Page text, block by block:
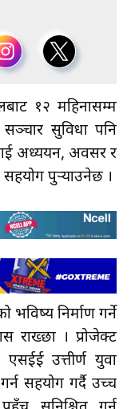
१२ महिनासम्म
सुविधा पनि
अध्ययन, अवसर र
पुर्‍याउनेछ ।
निर्माण गर्ने
राख्छौँ । प्रोजेक्ट
एसईई उत्तीर्ण युवा
सहयोग गर्दै उच्च